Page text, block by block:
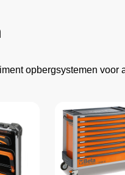
opbergsystemen